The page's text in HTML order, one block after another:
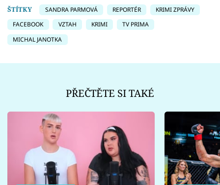
ŠTÍTKY SANDRA PARMOVÁ REPORTÉR
KRIMI ZPRÁVY
FACEBOOK
VZTAH KRIMI
TV PRIMA
MICHAL JANOTKA
PŘEČTĚTE SI TAKÉ